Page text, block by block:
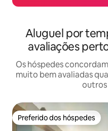
Aluguel por
avaliações
Os hóspedes
muito bem avaliadas
outros
Preferido dos hóspedes
Preferido dos hóspedes